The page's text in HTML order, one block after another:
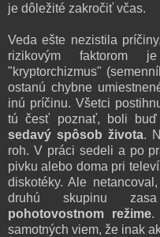
je dôležité zakročiť včas.
Veda ešte nezistila
rizikovým faktorom
"kryptorchizmus"
ostanú chybne
inú príčinu. Všetci
tú česť poznať, boli
sedavý spôsob života.
roh. V práci sedeli a po
pivku alebo doma pri
diskotéky. Ale
druhú skupinu
pohotovostnom režime.
samotných viem, že inak